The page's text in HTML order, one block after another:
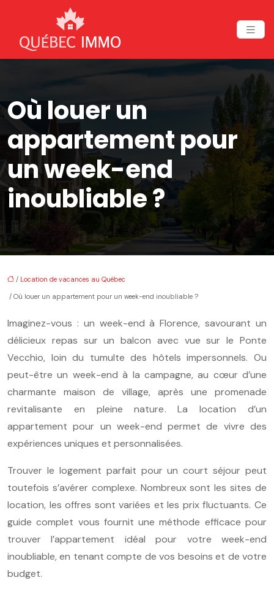
Où louer un
appartement pour
un week-end
inoubliable ?
/ Location de vacances au Québec
/ Où louer un appartement pour un week-end inoubliable ?
Imaginez-vous : un week-end à Florence, savourant un
délicieux repas sur un balcon avec vue sur le Ponte
Vecchio, loin du tumulte des hôtels impersonnels. Ou
peut-être un week-end à la campagne, au cœur d’une
charmante maison de village, après une promenade
revitalisante en pleine nature. La location d’un
appartement pour un week-end permet de vivre des
expériences uniques et personnalisées.
Trouver le logement parfait pour un court séjour peut
toutefois s’avérer complexe. Nombreux sont les sites de
location, les offres sont variées et les prix fluctuants. Ce
guide complet vous fournit une méthode efficace pour
trouver l’appartement idéal pour votre week-end
inoubliable, en tenant compte de vos besoins et de votre
budget.